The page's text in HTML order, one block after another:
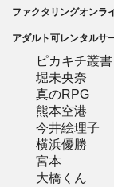
ファクタリングオンラ
アダルト可レンタルサ
ピカキチ叢
堀未央奈
真のRPG
熊本空港
今井絵理子
横浜優勝
宮本
大橋くん